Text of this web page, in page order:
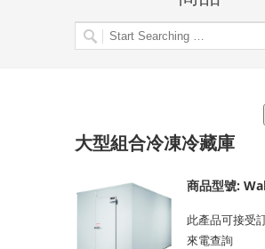
大型組合冷凍冷藏庫
商品型號:
此產品可接受
來電查詢